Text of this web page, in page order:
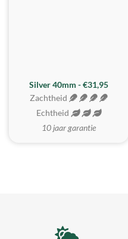
Silver 40mm - €31,95
Zachtheid
Echtheid
10 jaar garantie